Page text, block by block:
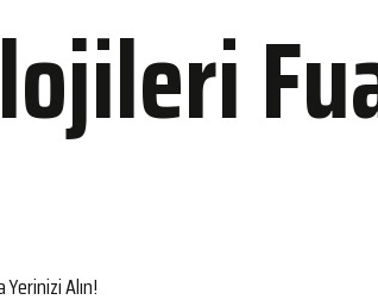
WOW Oteller ve Kongre Merkezi
Yakın Oteller
Alın!